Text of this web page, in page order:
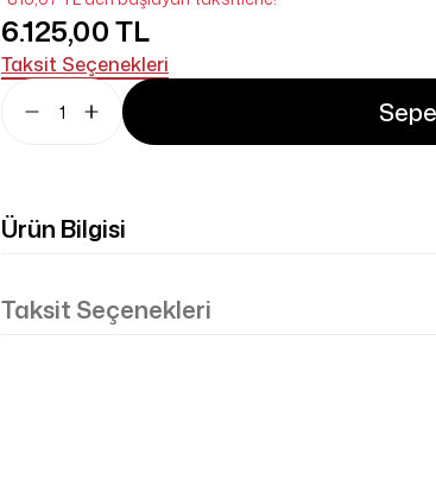
6.125,00 TL
Taksit Seçenekleri
Ürün Bilgisi
Taksit Seçenekleri